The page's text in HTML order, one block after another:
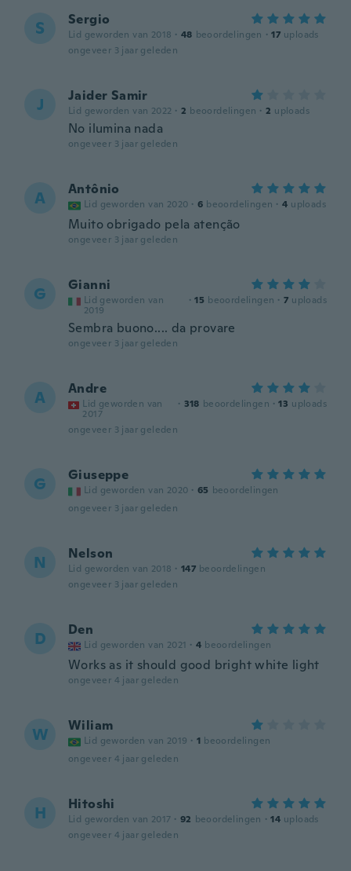
S Sergio
Lid geworden van 2018 · 48 beoordelingen · 17 uploads
ongeveer 3 jaar geleden
J Jaider Samir
Lid geworden van 2022 · 2 beoordelingen · 2 uploads
No ilumina nada
ongeveer 3 jaar geleden
A Antônio
Lid geworden van 2020 · 6 beoordelingen · 4 uploads
Muito obrigado pela atenção
ongeveer 3 jaar geleden
G Gianni
Lid geworden van
2019
· 15 beoordelingen · 7 uploads
Sembra buono.... da provare
ongeveer 3 jaar geleden
A Andre
Lid geworden van
2017
· 318 beoordelingen · 13 uploads
ongeveer 3 jaar geleden
G Giuseppe
Lid geworden van 2020 · 65 beoordelingen
ongeveer 3 jaar geleden
N Nelson
Lid geworden van 2018 · 147 beoordelingen
ongeveer 3 jaar geleden
D Den
Lid geworden van 2021 · 4 beoordelingen
Works as it should good bright white light
ongeveer 4 jaar geleden
W Wiliam
Lid geworden van 2019 · 1 beoordelingen
ongeveer 4 jaar geleden
H Hitoshi
Lid geworden van 2017 · 92 beoordelingen · 14 uploads
ongeveer 4 jaar geleden